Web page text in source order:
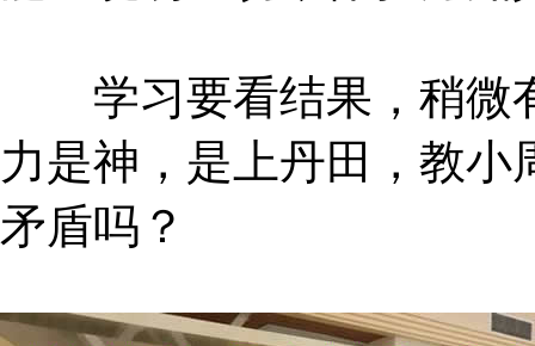
学习要看结果，稍微
力是神，是上丹田，教
矛盾吗？